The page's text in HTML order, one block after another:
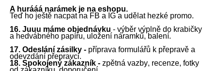
A hurááá narámek je na eshopu.
Teď ho ještě nacpat na FB a IGa udělat hezké promo.
16. Juuu máme objednávku - výběr výplně do krabičky
a hedvábného papíru, uložení náramků, balení.
17. Odeslání zásilky - příprava formulářů k přepravě a
odevzdání přepravci.
18. Spokojený zákazník - zpětná vazby, recenze, fotky